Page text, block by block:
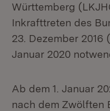
Württemberg
Inkrafttreten des
23. Dezember 2016
Januar 2020
Ab dem 1. Januar
nach dem Zwölften